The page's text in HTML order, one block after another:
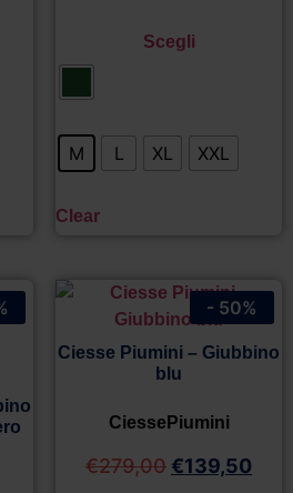
Scegli
M L XL XXL
Clear
Ciesse Piumini – Giubbino
blu
CiessePiumini
€279,00 €139,50
- 50%